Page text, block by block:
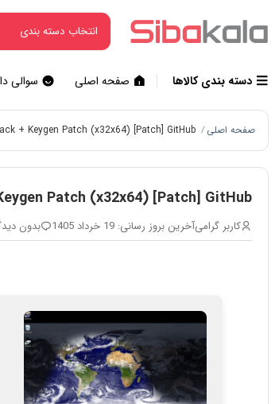
دسته بندی کالاها صفحه اصلی سوالی
صفحه اصلی /
+ Keygen Patch (x32x64) [Patch] GitHub
Patch (x32x64) [Patch] GitHub
کاربر گرامیآخرین بروز رسانی: 19 خرداد 1405 بدون